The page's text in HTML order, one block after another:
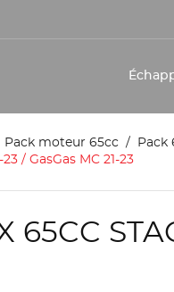
Pack moteur 65cc
Pack
/ GasGas MC 21-23
65CC